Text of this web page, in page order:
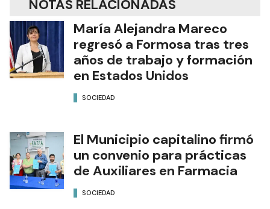
NOTAS RELACIONADAS
María Alejandra Mareco
regresó a Formosa tras tres
años de trabajo y formación
en Estados Unidos
SOCIEDAD
El Municipio capitalino firmó
un convenio para prácticas
de Auxiliares en Farmacia
SOCIEDAD